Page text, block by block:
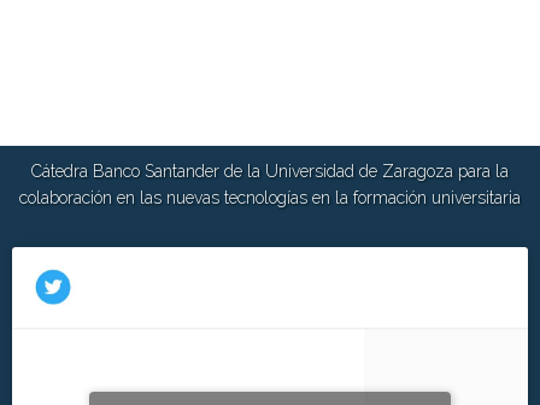
Cátedra Banco Santander de la Universidad de Zaragoza para la
colaboración en las nuevas tecnologías en la formación universitaria